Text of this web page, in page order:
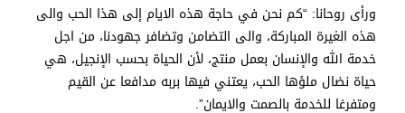
ورأى روحانا: “كم نحن في حاجة هذه الايام إلى هذا الحب والى
هذه الغيرة المباركة، والى التضامن وتضافر جهودنا، من اجل
خدمة الله والإنسان بعمل منتج، لأن الحياة بحسب الإنجيل، هي
حياة نضال ملؤها الحب، يعتني فيها بربه مدافعا عن القيم
ومتفرغا للخدمة بالصمت والايمان”.